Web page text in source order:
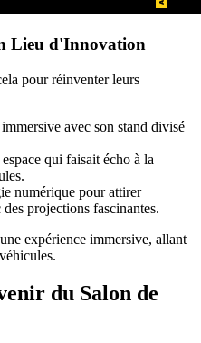
Lieu d'Innovation
pour réinventer leurs
avec son stand divisé
qui faisait écho à la
numérique pour attirer
projections fascinantes.
expérience immersive, allant
du Salon de